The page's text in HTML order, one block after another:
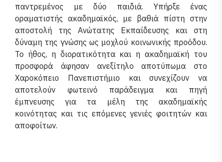
παντρεμένος με δύο παιδιά. Υπήρξε ένας
οραματιστής ακαδημαϊκός, με βαθιά πίστη στην
αποστολή της Ανώτατης Εκπαίδευσης και στη
δύναμη της γνώσης ως μοχλού κοινωνικής προόδου.
Το ήθος, η διορατικότητα και η ακαδημαϊκή του
προσφορά άφησαν ανεξίτηλο αποτύπωμα στο
Χαροκόπειο Πανεπιστήμιο και συνεχίζουν να
αποτελούν φωτεινό παράδειγμα και πηγή
έμπνευσης για τα μέλη της ακαδημαϊκής
κοινότητας και τις επόμενες γενιές φοιτητών και
αποφοίτων.